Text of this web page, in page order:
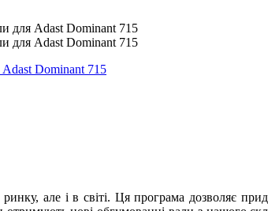
але і в світі. Ця програма дозволяє